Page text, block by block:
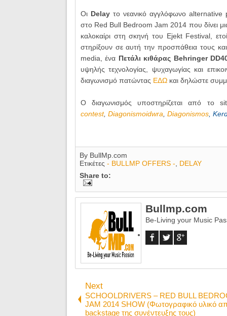
Οι Delayτο νεανικό αγγλόφωνο alternative
στο Red Bull Bedroom Jam 2014 που δίνει
καλοκαίρι στη σκηνή του Ejekt Festival,
στηρίξουν σε αυτή την προσπάθεια τους
media, ένα Πετάλι κιθάρας Behringer
υψηλής τεχνολογίας, ψυχαγωγίας και
διαγωνισμό πατώντας ΕΔΩκαι δηλώστε
Ο διαγωνισμός υποστηρίζεται από το
contest, Diagonismoidwra Diagonismos,
By BullMp.com
Ετικέτες - BULLMP OFFERS -, DELAY
Share to:
Bullmp.com
Be-Living your Music
Next
SCHOOLDRIVERS – RED BULL
JAM 2014 SHOW (Φωτογραφικό υλικό
backstage της συνέντευξης τους)